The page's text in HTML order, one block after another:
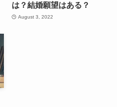
は？結婚願望はある？
August 3, 2022